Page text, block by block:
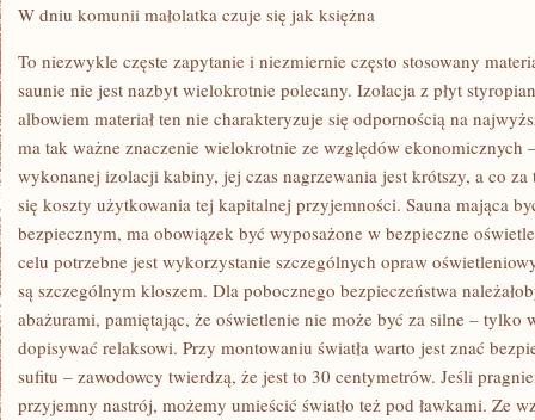
DNIU
CZUJE
SIĘ
BOGINI
W dniu komunii małolatka czuje się jak księżna
To niezwykle częste zapytanie i niezmiernie często stosowany
saunie nie jest nazbyt wielokrotnie polecany. Izolacja z płyt
albowiem materiał ten nie charakteryzuje się odpornością na
ma tak ważne znaczenie wielokrotnie ze względów ekonomicznych
wykonanej izolacji kabiny, jej czas nagrzewania jest krótszy, a co
się koszty użytkowania tej kapitalnej przyjemności. Sauna mająca
bezpiecznym, ma obowiązek być wyposażone w bezpieczne
celu potrzebne jest wykorzystanie szczególnych opraw
są szczególnym kloszem. Dla pobocznego bezpieczeństwa
abażurami, pamiętając, że oświetlenie nie może być za silne – tylko
dopisywać relaksowi. Przy montowaniu światła warto jest znać
sufitu – zawodowcy twierdzą, że jest to 30 centymetrów. Jeśli
przyjemny nastrój, możemy umieścić światło też pod ławkami. Ze